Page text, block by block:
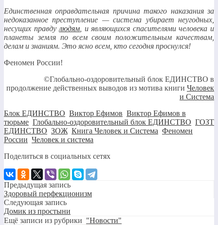
Единственная оправдательная причина такого наказания за
недоказанное преступление — система убирает неугодных,
несущих правдулюдям , и являющихся спасителями человека и
планеты земля по всем своим положительным качествам,
делам и знаниям. Это ясно всем, кто сегодня проснулся!
Феномен России!
©Глобально-оздоровительный блок ЕДИНСТВО в
продолжение действенных выводов из мотива книги Человек
и Система
Блок ЕДИНСТВО Виктор Ефимов Виктор Ефимов в
тюрьме Глобально-оздоровительный блок ЕДИНСТВО ГОЗТ
ЕДИНСТВО ЗОЖ Книга Человек и Система Феномен
России Человек и система
Поделиться в социальных сетях
Предыдущая запись
Здоровый перфекционизм
Следующая запись
Домик из простыни
Ещё записи из рубрики "Новости"